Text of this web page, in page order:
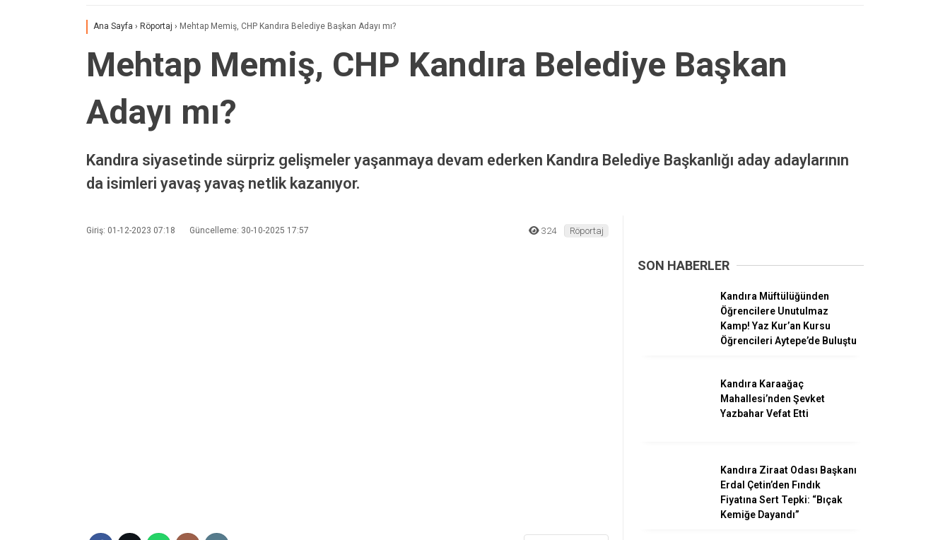
Daha sonraki yorumlarımda kullanılması için adım, e-posta adresim ve site adresim bu tarayıcıya kaydedilsin.
Ana Sayfa› Röportaj› Mehtap Memiş, CHP Kandıra Belediye Başkan Adayı mı?
Mehtap Memiş, CHP Kandıra Belediye Başkan